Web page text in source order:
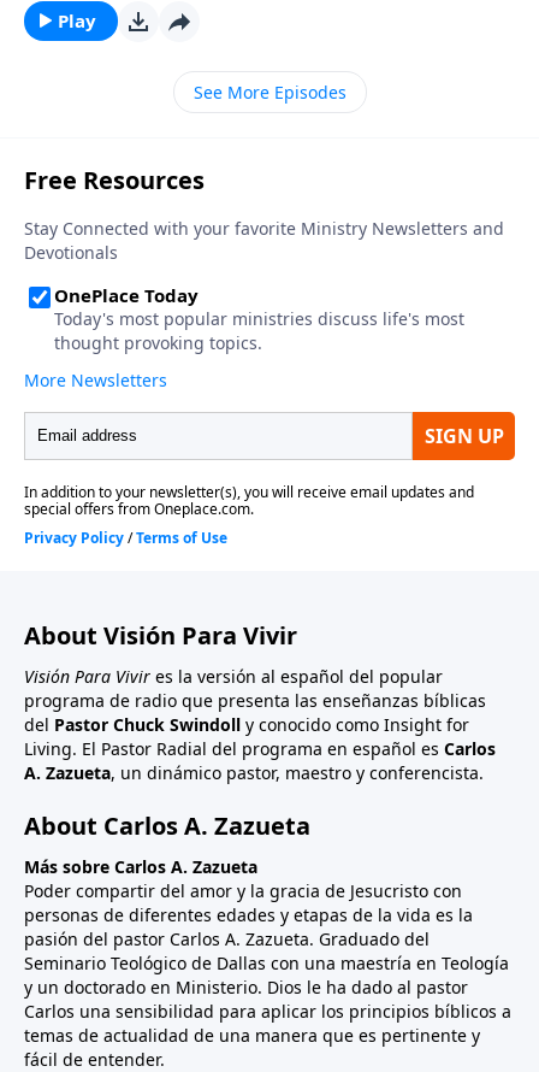
acaba de transcurrir pasamos situaciones de las
cuales no estamos muy orgullosos. También pasaron
situaciones que marcaron nuestras vidas y nuestra
vida cambió por completo. También nos permite
ánimo y fuerza para seguir adelante y enfrentar con
una cara más resplandeciente a lo que viene por
enfrente. Sea lo que sea confiando en la soberanía
Play
See More Episodes
About Visión Para Vivir
Visión Para Vivir es la versión al español del popular
programa de radio que presenta las enseñanzas bíblicas
del Pastor Chuck Swindoll y conocido como Insight for
Living. El Pastor Radial del programa en español es Carlos
A. Zazueta, un dinámico pastor, maestro y conferencista.
About Carlos A. Zazueta
Más sobre Carlos A. Zazueta
Poder compartir del amor y la gracia de Jesucristo con
personas de diferentes edades y etapas de la vida es la
pasión del pastor Carlos A. Zazueta. Graduado del
Seminario Teológico de Dallas con una maestría en Teología
y un doctorado en Ministerio. Dios le ha dado al pastor
Carlos una sensibilidad para aplicar los principios bíblicos a
temas de actualidad de una manera que es pertinente y
fácil de entender.